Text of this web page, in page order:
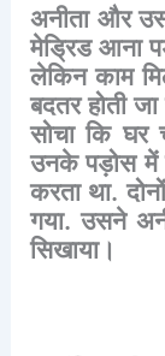
अनीता और
मेड्रिड आना
लेकिन काम
बदतर होती जा
सोचा कि घर
उनके पड़ोस में
करता था.दोनों
गया.उसने
सिखाया।